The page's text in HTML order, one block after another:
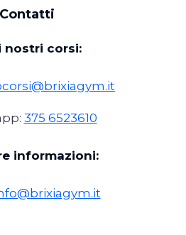
Contatti
nostri corsi:
375 6523610
informazioni: